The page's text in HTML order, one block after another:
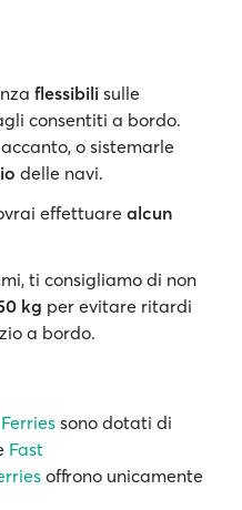
flessibili sulle
consentiti a bordo.
o sistemarle
delle navi.
effettuare alcun
ti consigliamo di non
kg per evitare ritardi
a bordo.
sono dotati di
Fast
offrono unicamente